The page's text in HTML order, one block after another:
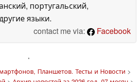
португальский,
языки.
contact me via:
Facebook
'
Планшетов. Тесты и Новости>